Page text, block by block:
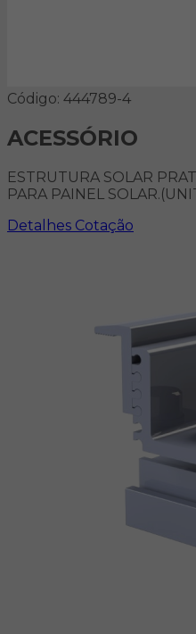
Código: 444789-4
ACESSÓRIO
ESTRUTURA SOLAR
PARA PAINEL
Detalhes Cotação